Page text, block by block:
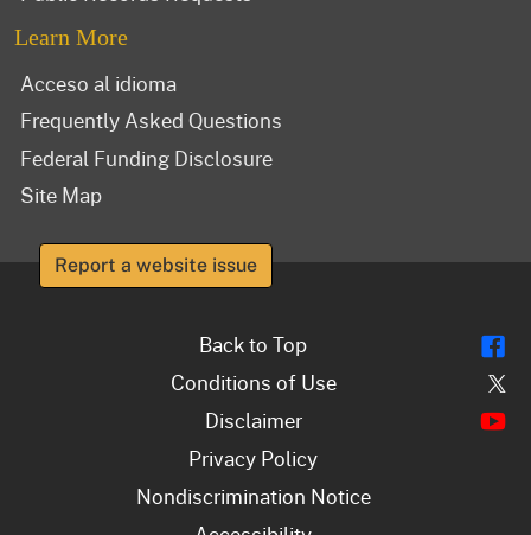
Learn More
Acceso al idioma
Frequently Asked Questions
Federal Funding Disclosure
Site Map
Report a website issue
Back to Top
Conditions of Use
Disclaimer
Privacy Policy
Nondiscrimination Notice